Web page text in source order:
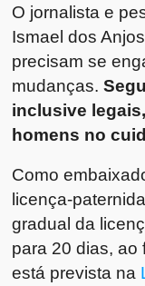
O jornalista e
Ismael dos
precisam se
mudanças.
inclusive
homens no
Como
licença-
gradual da
para 20 dias, ao
está prevista na